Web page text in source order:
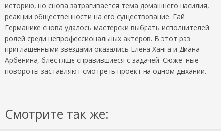
историю, но снова затрагивается тема домашнего насилия,
реакции общественности на его существование. Гай
Германике снова удалось мастерски выбрать исполнителей
ролей среди непрофессиональных актеров. В этот раз
приглашёнными звёздами оказались Елена Ханга и Диана
Арбенина, блестяще справившиеся с задачей. Сюжетные
повороты заставляют смотреть проект на одном дыхании.
Смотрите так же: